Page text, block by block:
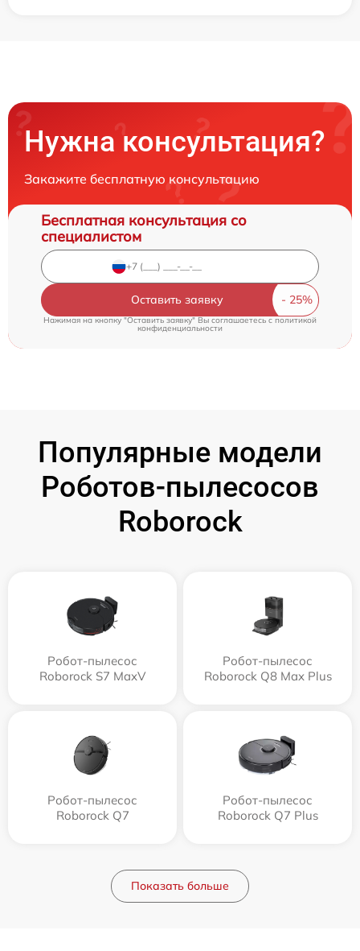
Нужна консультация?
Закажите бесплатную консультацию
Бесплатная консультация со
специалистом
Оставить заявку
Нажимая на кнопку "Оставить заявку" Вы соглашаетесь cполитикой
конфиденциальности
Популярные модели
Роботов-пылесосов
Roborock
Робот-пылесос
Roborock S7 MaxV
Робот-пылесос
Roborock Q8 Max Plus
Робот-пылесос
Roborock Q7
Робот-пылесос
Roborock Q7 Plus
Показать больше